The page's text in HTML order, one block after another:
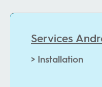
Services
> Installation